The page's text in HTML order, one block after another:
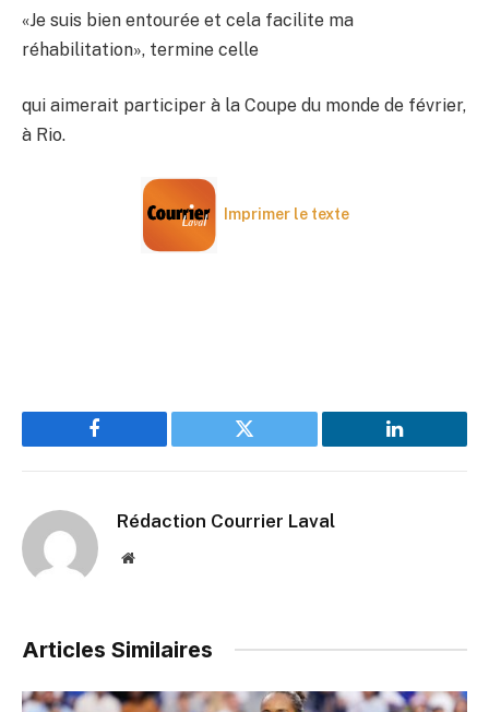
«Je suis bien entourée et cela facilite ma
réhabilitation», termine celle
qui aimerait participer à la Coupe du monde de février,
à Rio.
Imprimer le texte
Facebook Twitter LinkedIn
Rédaction Courrier Laval
Website
Articles Similaires